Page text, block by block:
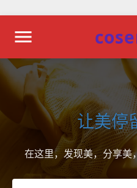
让美停
在这里，发现美，分享美